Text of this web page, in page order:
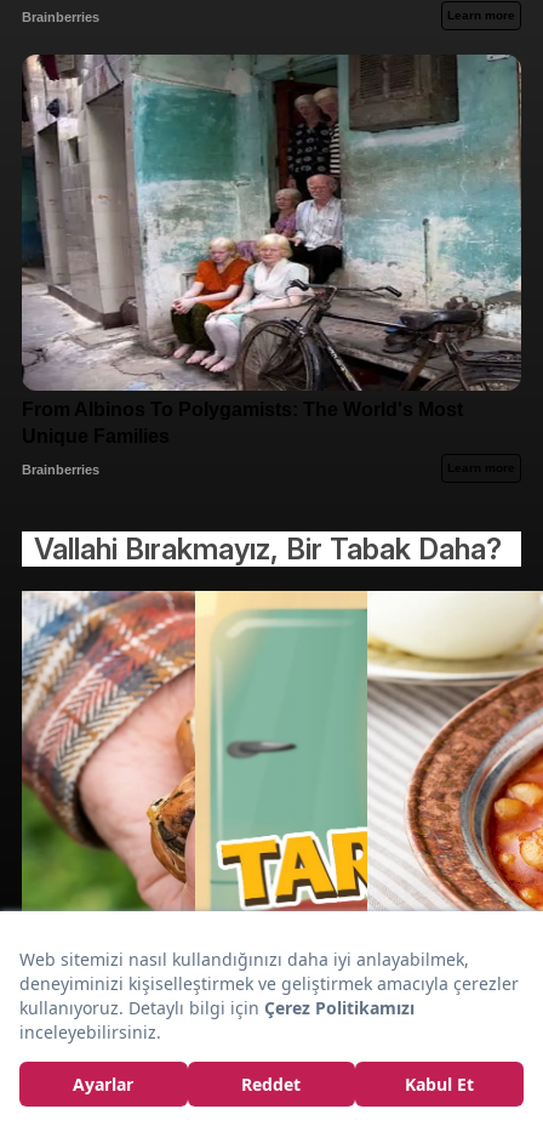
Dolmalık Biber
Nasıl Seçilir?
Dolmalık Biberin
Cinsiyeti Var mı?
Vallahi Bırakmayız, Bir Tabak Daha?
ÖĞREN ŞAŞIR ÖĞREN